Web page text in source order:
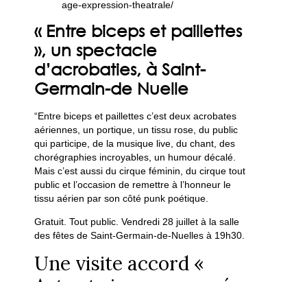
age-expression-theatrale/
« Entre biceps et paillettes
», un spectacle
d’acrobaties, à Saint-
Germain-de Nuelle
“Entre biceps et paillettes c’est deux acrobates
aériennes, un portique, un tissu rose, du public
qui participe, de la musique live, du chant, des
chorégraphies incroyables, un humour décalé.
Mais c’est aussi du cirque féminin, du cirque tout
public et l’occasion de remettre à l’honneur le
tissu aérien par son côté punk poétique.
Gratuit. Tout public. Vendredi 28 juillet à la salle
des fêtes de Saint-Germain-de-Nuelles à 19h30.
Une visite accord «